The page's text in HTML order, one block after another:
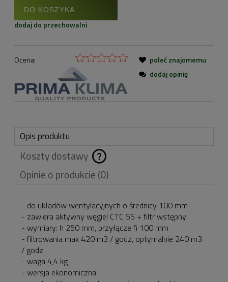
DO KOSZYKA
dodaj do przechowalni
Ocena:
poleć znajomemu
dodaj opinię
Opis produktu
Koszty dostawy
Cena nie zawiera
ewentualnych kosztów
płatności
Opinie o produkcie (0)
- do układów wentylacyjnych o średnicy 100 mm
- zawiera aktywny węgiel CTC 55 + filtr wstępny
- wymiary: h 250 mm, przyłącze fi 100 mm
- filtrowania max 420 m3 / godz, optymalnie 240 m3
/ godz
- waga 4,4 kg
- wersja ekonomiczna